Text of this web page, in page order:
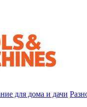
для дома и дачи